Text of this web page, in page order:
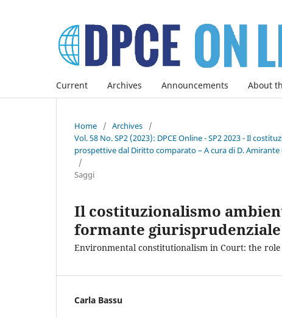
Current Archives Announcements About
Home / Archives
/
Vol. 58 No. SP2 (2023): DPCE Online - SP2 2023 - Il
prospettive dal Diritto comparato – A cura di D. Amirante
/
Saggi
Il costituzionalismo
formante
Environmental constitutionalism in Court: the
Carla Bassu